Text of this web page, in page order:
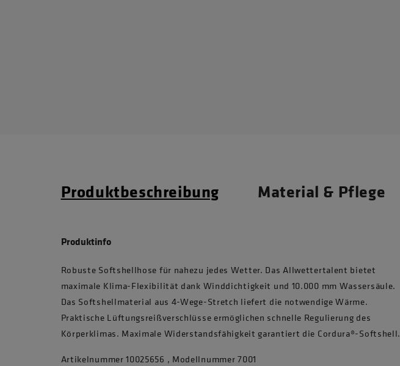
Produktbeschreibung Material & Pflege
Produktinfo
Robuste Softshellhose für nahezu jedes Wetter. Das Allwettertalent bietet
maximale Klima-Flexibilität dank Winddichtigkeit und 10.000 mm Wassersäule.
Das Softshellmaterial aus 4-Wege-Stretch liefert die notwendige Wärme.
Praktische Lüftungsreißverschlüsse ermöglichen schnelle Regulierung des
Körperklimas. Maximale Widerstandsfähigkeit garantiert die Cordura®-Softshell.
Artikelnummer 10025656 , Modellnummer 7001